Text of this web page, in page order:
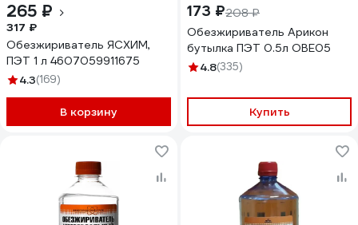
265 ₽
317 ₽
Обезжириватель ЯСХИМ,
ПЭТ 1 л 4607059911675
4.3(169)
В корзину
173 ₽208 ₽
Обезжириватель Арикон
бутылка ПЭТ 0.5л OBE05
4.8(335)
Купить